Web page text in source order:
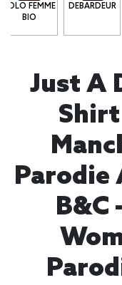
POLO FEMME
BIO
DEBARDEUR
Just A
Shirt
Parodie
B&C